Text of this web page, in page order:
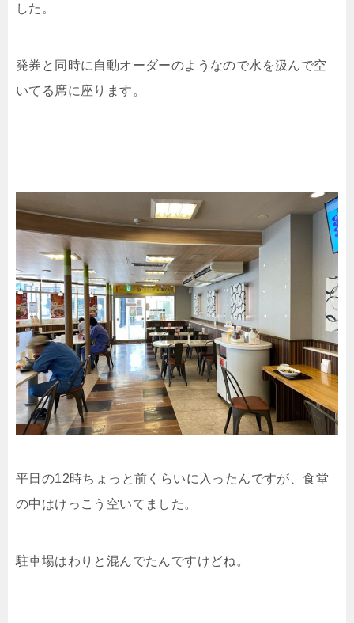
した。
発券と同時に自動オーダーのようなので水を汲んで空
いてる席に座ります。
平日の12時ちょっと前くらいに入ったんですが、食堂
の中はけっこう空いてました。
駐車場はわりと混んでたんですけどね。